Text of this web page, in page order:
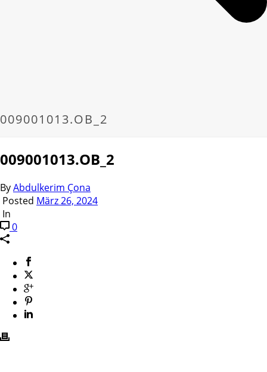
009001013.OB_2
009001013.OB_2
ByAbdulkerim Çona
Posted März 26, 2024
In
0